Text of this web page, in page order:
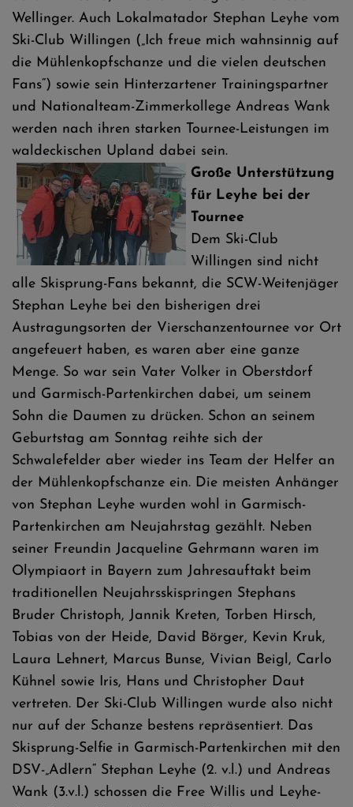
Wellinger. Auch Lokalmatador Stephan Leyhe vom
Ski-Club Willingen („Ich freue mich wahnsinnig auf
die Mühlenkopfschanze und die vielen deutschen
Fans“) sowie sein Hinterzartener Trainingspartner
und Nationalteam-Zimmerkollege Andreas Wank
werden nach ihren starken Tournee-Leistungen im
waldeckischen Upland dabei sein.
Große Unterstützung
für Leyhe bei der
Tournee
Dem Ski-Club
Willingen sind nicht
alle Skisprung-Fans bekannt, die SCW-Weitenjäger
Stephan Leyhe bei den bisherigen drei
Austragungsorten der Vierschanzentournee vor Ort
angefeuert haben, es waren aber eine ganze
Menge. So war sein Vater Volker in Oberstdorf
und Garmisch-Partenkirchen dabei, um seinem
Sohn die Daumen zu drücken. Schon an seinem
Geburtstag am Sonntag reihte sich der
Schwalefelder aber wieder ins Team der Helfer an
der Mühlenkopfschanze ein. Die meisten Anhänger
von Stephan Leyhe wurden wohl in Garmisch-
Partenkirchen am Neujahrstag gezählt. Neben
seiner Freundin Jacqueline Gehrmann waren im
Olympiaort in Bayern zum Jahresauftakt beim
traditionellen Neujahrsskispringen Stephans
Bruder Christoph, Jannik Kreten, Torben Hirsch,
Tobias von der Heide, David Börger, Kevin Kruk,
Laura Lehnert, Marcus Bunse, Vivian Beigl, Carlo
Kühnel sowie Iris, Hans und Christopher Daut
vertreten. Der Ski-Club Willingen wurde also nicht
nur auf der Schanze bestens repräsentiert. Das
Skisprung-Selfie in Garmisch-Partenkirchen mit den
DSV-„Adlern“ Stephan Leyhe (2. v.l.) und Andreas
Wank (3.v.l.) schossen die Free Willis und Leyhe-